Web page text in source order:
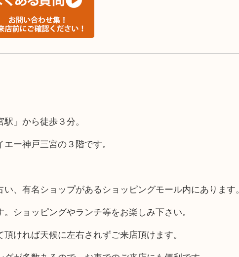
」から徒歩３分。
ー神戸三宮の３階です。
い、有名ショップがあるショッピングモール内にあります。
。ショッピングやランチ等をお楽しみ下さい。
頂ければ天候に左右されずご来店頂けます。